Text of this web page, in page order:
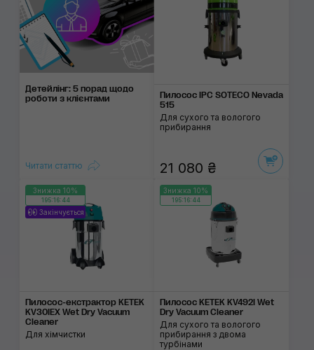
Детейлінг: 5 порад щодо
роботи з клієн­тами
Читати статтю
Пилосос IPC SOTECO Nevada
515
Для сухого та вологого
прибирання
21 080 ₴
Знижка 10%
195:16:44
Закінчується
Пилосос-екстрактор KETEK
KV30IEX Wet Dry Vacuum
Cleaner
Для хімчистки
Знижка 10%
195:16:44
Пилосос KETEK KV492I Wet
Dry Vacuum Cleaner
Для сухого та вологого
прибирання з двома
турбінами